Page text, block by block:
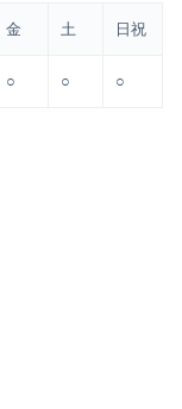
金 土 日祝
○ ○ ○